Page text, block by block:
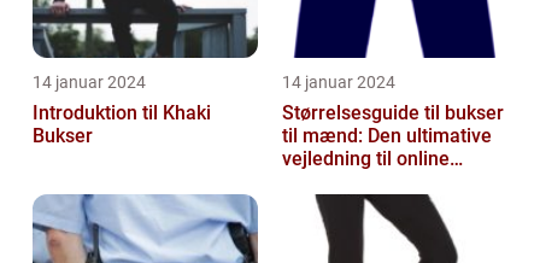
14 januar 2024
Introduktion til Khaki
Bukser
14 januar 2024
Størrelsesguide til bukser
til mænd: Den ultimative
vejledning til online